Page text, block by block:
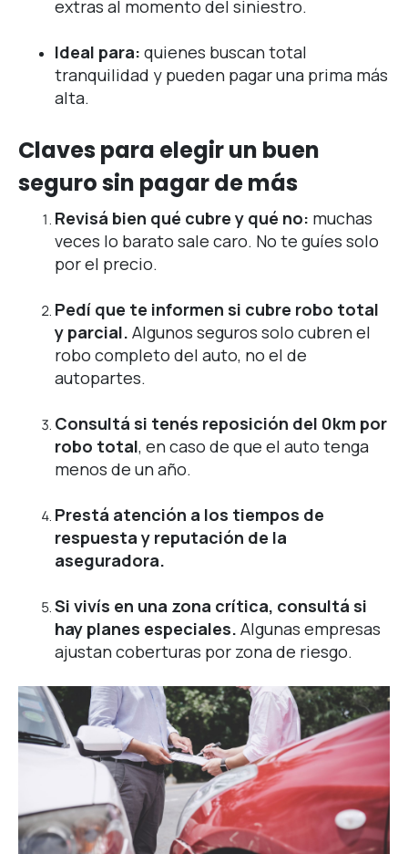
extras al momento del siniestro.
Ideal para: quienes buscan total
tranquilidad y pueden pagar una prima más
alta.
Claves para elegir un buen
seguro sin pagar de más
Revisá bien qué cubre y qué no: muchas
veces lo barato sale caro. No te guíes solo
por el precio.
Pedí que te informen si cubre robo total
y parcial. Algunos seguros solo cubren el
robo completo del auto, no el de
autopartes.
Consultá si tenés reposición del 0km por
robo total, en caso de que el auto tenga
menos de un año.
Prestá atención a los tiempos de
respuesta y reputación de la
aseguradora.
Si vivís en una zona crítica, consultá si
hay planes especiales. Algunas empresas
ajustan coberturas por zona de riesgo.